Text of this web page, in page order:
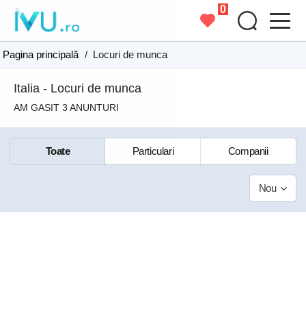
0
Pagina principală / Locuri de munca
Italia - Locuri de munca
AM GASIT 3 ANUNTURI
Toate Particulari Companii
Nou